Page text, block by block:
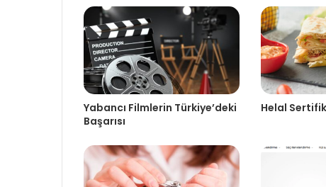
Yabancı Filmlerin Türkiye’deki
Başarısı
Helal